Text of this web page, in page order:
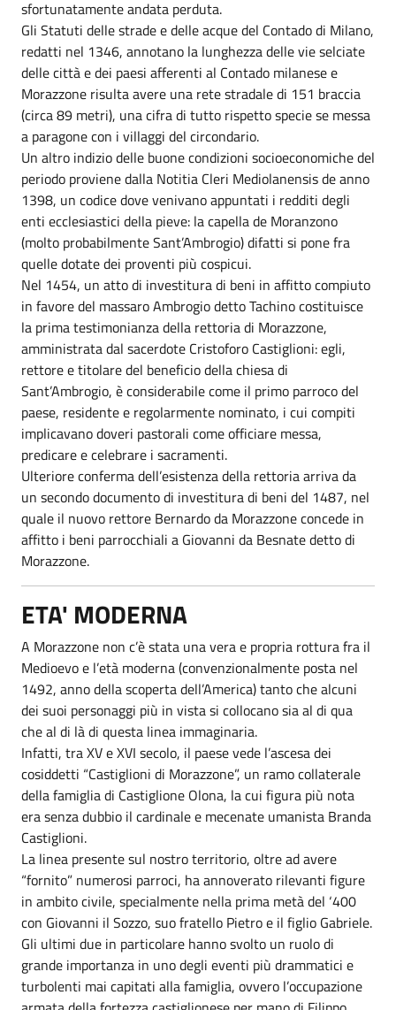
sfortunatamente andata perduta.
Gli Statuti delle strade e delle acque del Contado di Milano,
redatti nel 1346, annotano la lunghezza delle vie selciate
delle città e dei paesi afferenti al Contado milanese e
Morazzone risulta avere una rete stradale di 151 braccia
(circa 89 metri), una cifra di tutto rispetto specie se messa
a paragone con i villaggi del circondario.
Un altro indizio delle buone condizioni socioeconomiche del
periodo proviene dalla Notitia Cleri Mediolanensis de anno
1398, un codice dove venivano appuntati i redditi degli
enti ecclesiastici della pieve: la capella de Moranzono
(molto probabilmente Sant’Ambrogio) difatti si pone fra
quelle dotate dei proventi più cospicui.
Nel 1454, un atto di investitura di beni in affitto compiuto
in favore del massaro Ambrogio detto Tachino costituisce
la prima testimonianza della rettoria di Morazzone,
amministrata dal sacerdote Cristoforo Castiglioni: egli,
rettore e titolare del beneficio della chiesa di
Sant’Ambrogio, è considerabile come il primo parroco del
paese, residente e regolarmente nominato, i cui compiti
implicavano doveri pastorali come officiare messa,
predicare e celebrare i sacramenti.
Ulteriore conferma dell’esistenza della rettoria arriva da
un secondo documento di investitura di beni del 1487, nel
quale il nuovo rettore Bernardo da Morazzone concede in
affitto i beni parrocchiali a Giovanni da Besnate detto di
Morazzone.
ETA' MODERNA
A Morazzone non c’è stata una vera e propria rottura fra il
Medioevo e l’età moderna (convenzionalmente posta nel
1492, anno della scoperta dell’America) tanto che alcuni
dei suoi personaggi più in vista si collocano sia al di qua
che al di là di questa linea immaginaria.
Infatti, tra XV e XVI secolo, il paese vede l’ascesa dei
cosiddetti “Castiglioni di Morazzone”, un ramo collaterale
della famiglia di Castiglione Olona, la cui figura più nota
era senza dubbio il cardinale e mecenate umanista Branda
Castiglioni.
La linea presente sul nostro territorio, oltre ad avere
“fornito” numerosi parroci, ha annoverato rilevanti figure
in ambito civile, specialmente nella prima metà del ‘400
con Giovanni il Sozzo, suo fratello Pietro e il figlio Gabriele.
Gli ultimi due in particolare hanno svolto un ruolo di
grande importanza in uno degli eventi più drammatici e
turbolenti mai capitati alla famiglia, ovvero l’occupazione